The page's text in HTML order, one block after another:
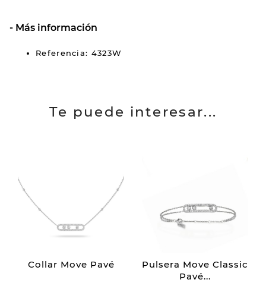
Más información
Referencia: 4323W
Te puede interesar...
Collar Move Pavé
Pulsera Move Classic
Pavé...